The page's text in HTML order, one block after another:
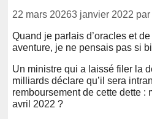
22 mars 20263 janvier 2022 par
Quand je parlais d’oracles et
aventure, je ne pensais pas si
Un ministre qui a laissé filer la
milliards déclare qu’il sera
remboursement de cette dette :
avril 2022 ?